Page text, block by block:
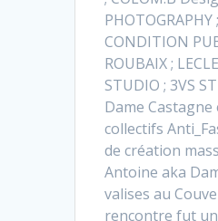
PHOTOGRAPHY
CONDITION
ROUBAIX ;
STUDIO ; 3VS
Dame
collectifs
de création
Antoine aka
valises au
rencontre fut